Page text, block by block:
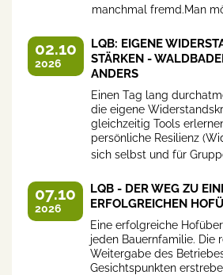
manchmal fremd.Man
02.10
2026
LQB: EIGENE
STÄRKEN -
ANDERS
Einen Tag lang
die eigene
gleichzeitig Tools
persönliche Resilienz
sich selbst und für
07.10
2026
LQB - DER WEG ZU
ERFOLGREICHEN
Eine erfolgreiche
jeden Bauernfamilie. Die
Weitergabe des
Gesichtspunkten